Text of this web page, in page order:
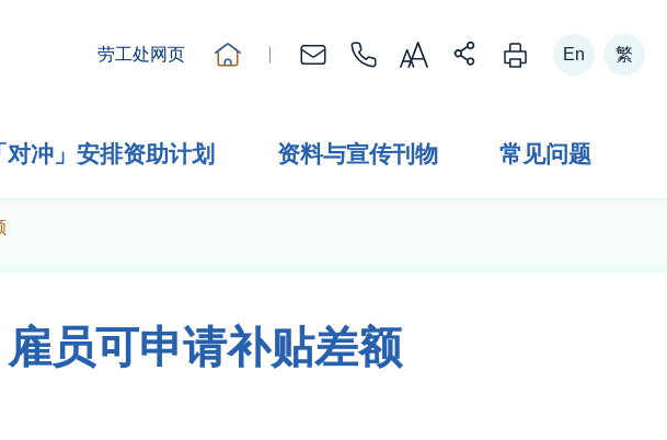
劳工处网页 调校字型大小 Switch to
Enversion.切换到
繁体
冲」安排资助计划 资料与宣传刊物 常见问题
员可申请补贴差额